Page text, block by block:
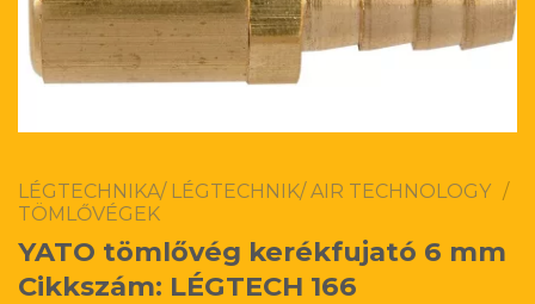
LÉGTECHNIKA/ LÉGTECHNIK/ AIR TECHNOLOGY /
TÖMLŐVÉGEK
YATO tömlővég kerékfujató 6 mm
Cikkszám: LÉGTECH 166